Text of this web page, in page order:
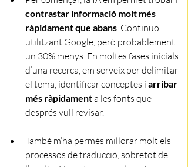
contrastar informació molt més
ràpidament que abans . Continuo
utilitzant Google, però probablement
un 30% menys. En moltes fases inicials
d’una recerca, em serveix per delimitar
el tema, identificar conceptes i arribar
més ràpidament a les fonts que
després vull revisar.
També m’ha permès millorar molt els
processos de traducció, sobretot de